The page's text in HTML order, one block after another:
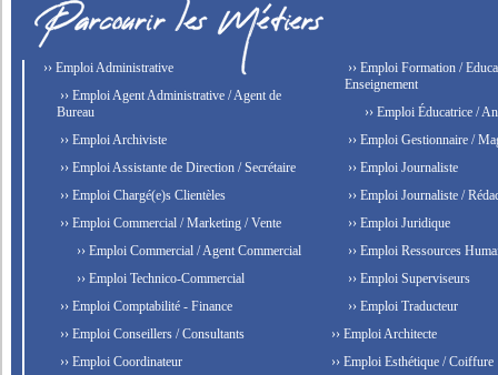
›› Emploi Administrative
›› Emploi Agent Administrative / Agent de
Bureau
›› Emploi Archiviste
›› Emploi Assistante de Direction / Secrétaire
›› Emploi Chargé(e)s Clientèles
›› Emploi Commercial / Marketing / Vente
›› Emploi Commercial / Agent Commercial
›› Emploi Technico-Commercial
›› Emploi Comptabilité - Finance
›› Emploi Conseillers / Consultants
›› Emploi Coordinateur
›› Emploi Formation /
Enseignement
›› Emploi Éducatrice /
›› Emploi Gestionnaire /
›› Emploi Journaliste
›› Emploi Journaliste /
›› Emploi Juridique
›› Emploi Ressources
›› Emploi Superviseurs
›› Emploi Traducteur
›› Emploi Architecte
›› Emploi Esthétique / Coiffure